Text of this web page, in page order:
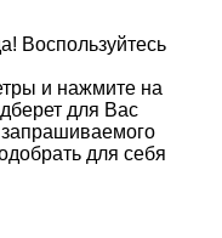
Воспользуйтесь
и нажмите на
для Вас
для себя